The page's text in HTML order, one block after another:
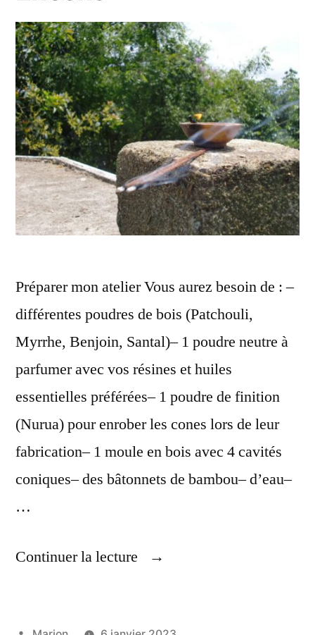
Préparer mon atelier Vous aurez besoin de : –
différentes poudres de bois (Patchouli,
Myrrhe, Benjoin, Santal)– 1 poudre neutre à
parfumer avec vos résines et huiles
essentielles préférées– 1 poudre de finition
(Nurua) pour enrober les cones lors de leur
fabrication– 1 moule en bois avec 4 cavités
coniques– des bâtonnets de bambou– d’eau–
…
Continuer la lecture
« Faire